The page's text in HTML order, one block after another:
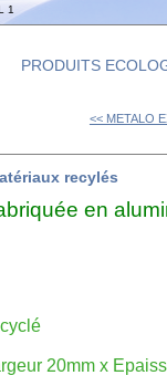
PRODUITS
<< METALO
recylés
en
20mm x